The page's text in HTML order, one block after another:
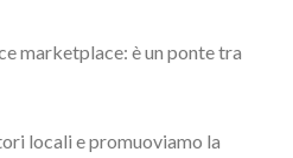
marketplace: è un ponte tra
locali e promuoviamo la